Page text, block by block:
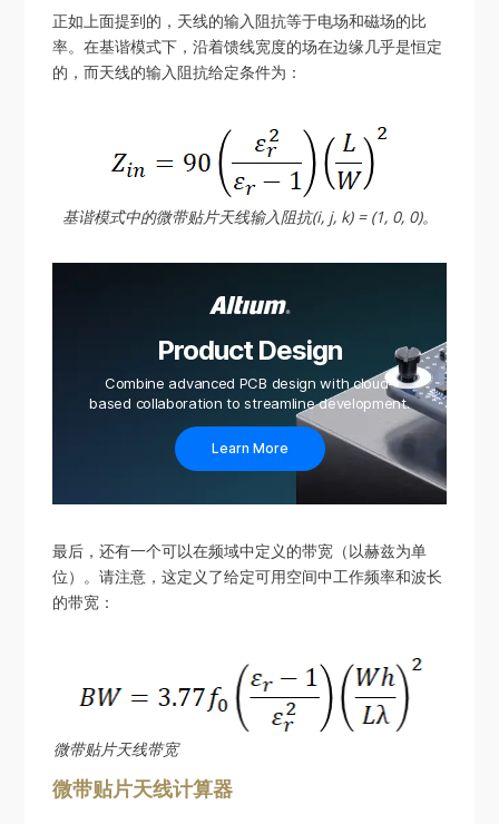
正如上面提到的，天线的输入阻抗等于电场和磁场的比
率。在基谐模式下，沿着馈线宽度的场在边缘几乎是恒定
的，而天线的输入阻抗给定条件为：
基谐模式中的微带贴片天线输入阻抗(i, j, k) = (1, 0, 0)。
Product Design
Combine advanced PCB design with cloud-
based collaboration to streamline development.
Learn More
最后，还有一个可以在频域中定义的带宽（以赫兹为单
位）。请注意，这定义了给定可用空间中工作频率和波长
的带宽：
微带贴片天线带宽
微带贴片天线计算器